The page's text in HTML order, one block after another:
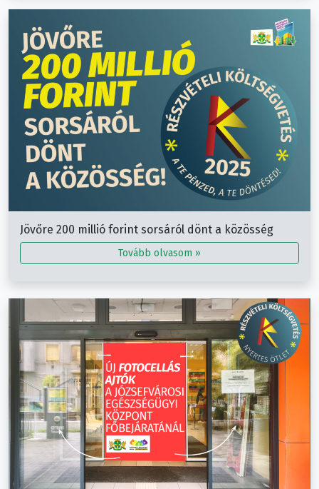
Jövőre 200 millió forint sorsáról dönt a közösség
Tovább olvasom »